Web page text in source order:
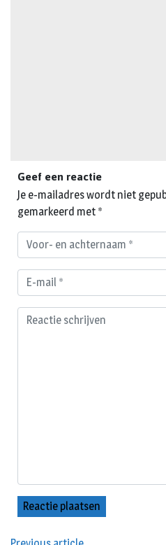
Geef een reactie
Je e-mailadres wordt niet
gemarkeerd met *